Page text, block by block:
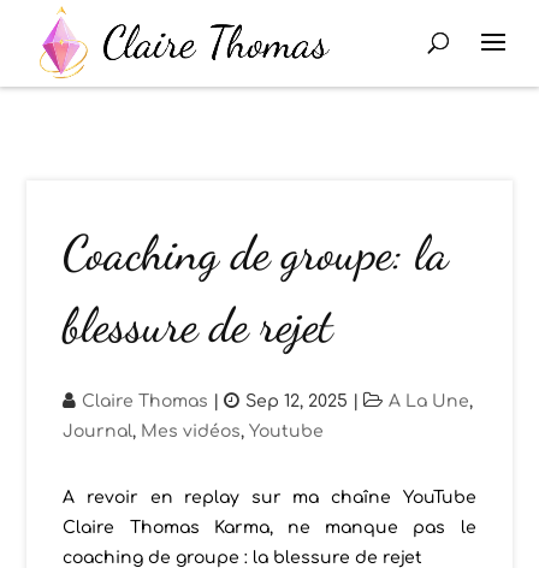
Coaching de groupe: la
blessure de rejet
Claire Thomas | Sep 12, 2025 | A La Une,
Journal, Mes vidéos,Youtube
A revoir en replay sur ma chaîne YouTube
Claire Thomas Karma, ne manque pas le
coaching de groupe : la blessure de rejet